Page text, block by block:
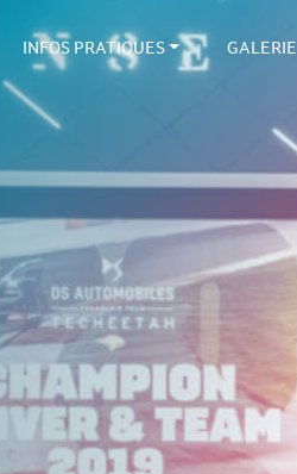
INFOS PRATIQUES GALERIE